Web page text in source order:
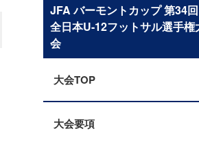
JFA バーモントカップ 第34回
全日本U-12フットサル選手権
会
大会TOP
大会要項